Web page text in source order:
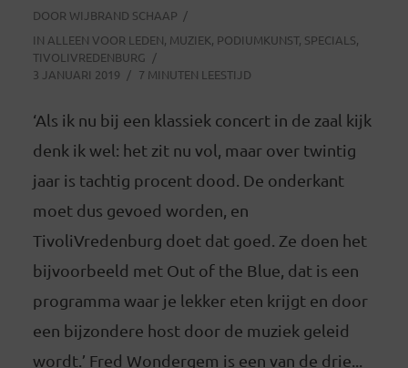
DOOR WIJBRAND SCHAAP
IN ALLEEN VOOR LEDEN, MUZIEK, PODIUMKUNST, SPECIALS,
TIVOLIVREDENBURG
3 JANUARI 2019
7 MINUTEN LEESTIJD
‘Als ik nu bij een klassiek concert in de zaal kijk
denk ik wel: het zit nu vol, maar over twintig
jaar is tachtig procent dood. De onderkant
moet dus gevoed worden, en
TivoliVredenburg doet dat goed. Ze doen het
bijvoorbeeld met Out of the Blue, dat is een
programma waar je lekker eten krijgt en door
een bijzondere host door de muziek geleid
wordt.’ Fred Wondergem is een van de drie...